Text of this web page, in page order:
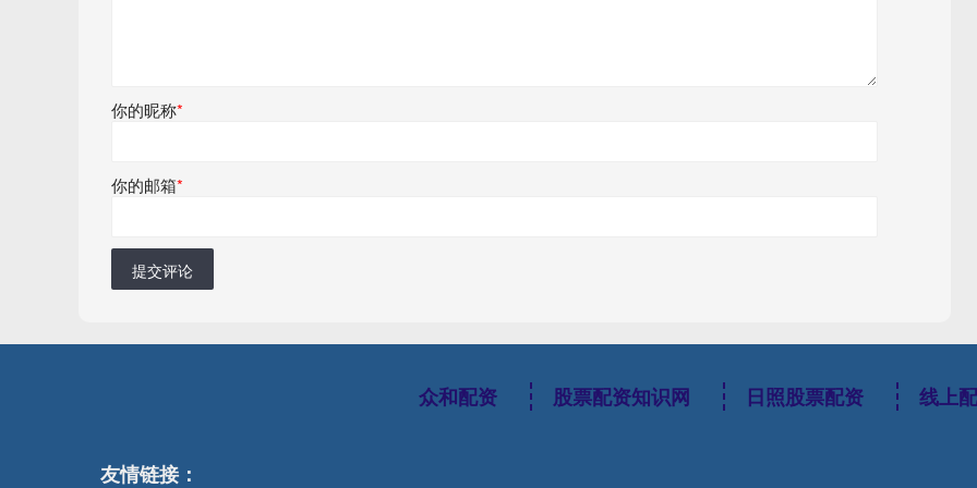
你的昵称*
你的邮箱*
提交评论
众和配资 股票配资知识网 日照股票配资 线上
友情链接：